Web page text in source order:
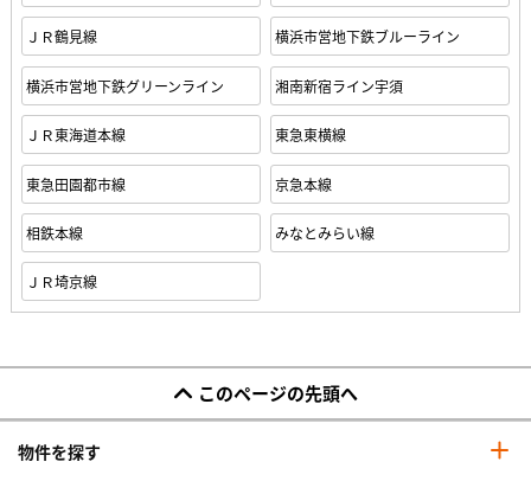
ＪＲ鶴見線 横浜市営地下鉄ブルーライン
横浜市営地下鉄グリーンライン 湘南新宿ライン宇須
ＪＲ東海道本線 東急東横線
東急田園都市線 京急本線
相鉄本線 みなとみらい線
ＪＲ埼京線
このページの先頭へ
物件を探す